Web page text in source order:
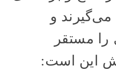
و
را مستقر
این است: